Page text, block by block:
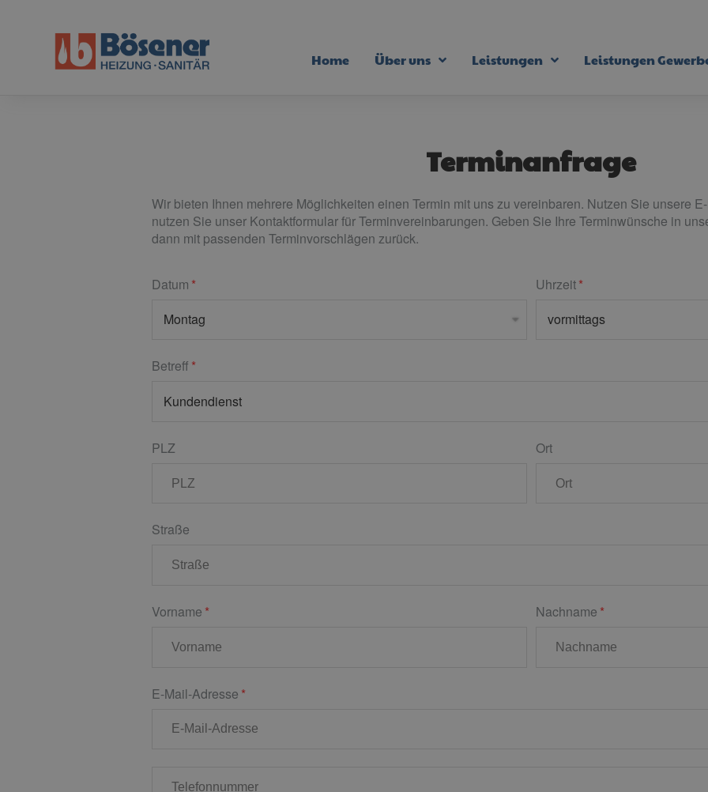
Home Über uns Leistungen Leistungen
Terminanfrage
Wir bieten Ihnen mehrere Möglichkeiten einen Termin mit uns zu vereinbaren. Nutzen Sie unsere
nutzen Sie unser Kontaktformular für Terminvereinbarungen. Geben Sie Ihre Terminwünsche in
dann mit passenden Terminvorschlägen zurück.
Datum Uhrzeit
Betreff
PLZ Ort
Straße
Vorname Nachname
E-Mail-Adresse